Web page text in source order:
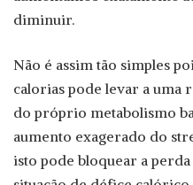
diminuir.
Não é assim tão simples
calorias pode levar a uma
do próprio metabolismo
aumento exagerado do
isto pode bloquear a